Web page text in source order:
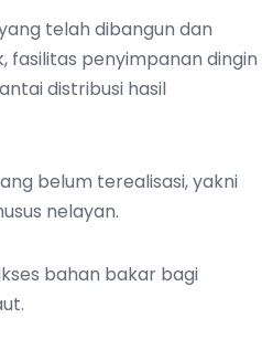
telah dibangun dan
fasilitas penyimpanan dingin
distribusi hasil
belum terealisasi, yakni
nelayan.
bahan bakar bagi